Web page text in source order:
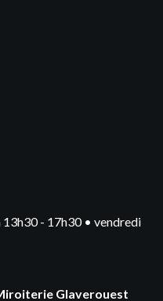
13h30 - 17h30 • vendredi
Glaverouest